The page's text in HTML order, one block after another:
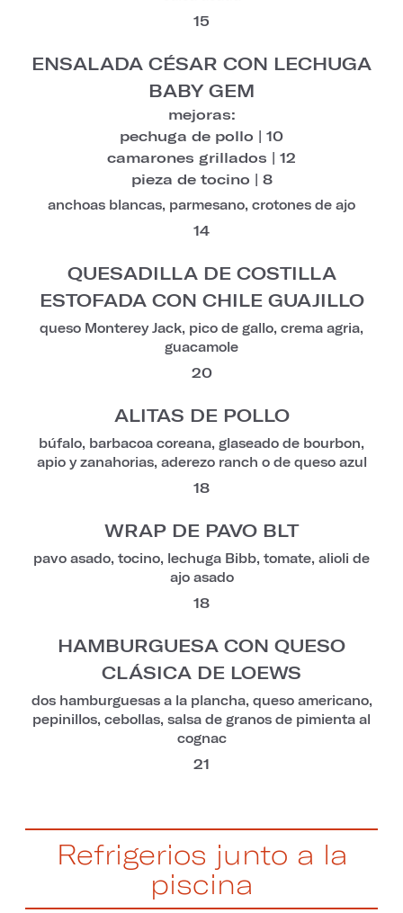
15
ENSALADA CÉSAR CON LECHUGA
BABY GEM
mejoras:
pechuga de pollo | 10
camarones grillados | 12
pieza de tocino | 8
anchoas blancas, parmesano, crotones de ajo
14
QUESADILLA DE COSTILLA
ESTOFADA CON CHILE GUAJILLO
queso Monterey Jack, pico de gallo, crema agria,
guacamole
20
ALITAS DE POLLO
búfalo, barbacoa coreana, glaseado de bourbon,
apio y zanahorias, aderezo ranch o de queso azul
18
WRAP DE PAVO BLT
pavo asado, tocino, lechuga Bibb, tomate, alioli de
ajo asado
18
HAMBURGUESA CON QUESO
CLÁSICA DE LOEWS
dos hamburguesas a la plancha, queso americano,
pepinillos, cebollas, salsa de granos de pimienta al
cognac
21
Refrigerios junto a la
piscina